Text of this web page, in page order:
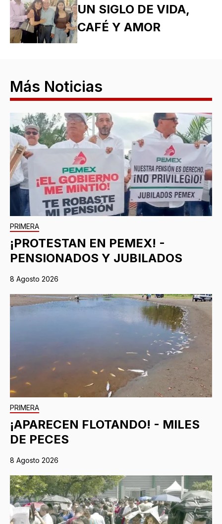
UN SIGLO DE VIDA,
CAFÉ Y AMOR
Más Noticias
PRIMERA
¡PROTESTAN EN PEMEX! -
PENSIONADOS Y JUBILADOS
8 Agosto 2026
PRIMERA
¡APARECEN FLOTANDO! - MILES
DE PECES
8 Agosto 2026